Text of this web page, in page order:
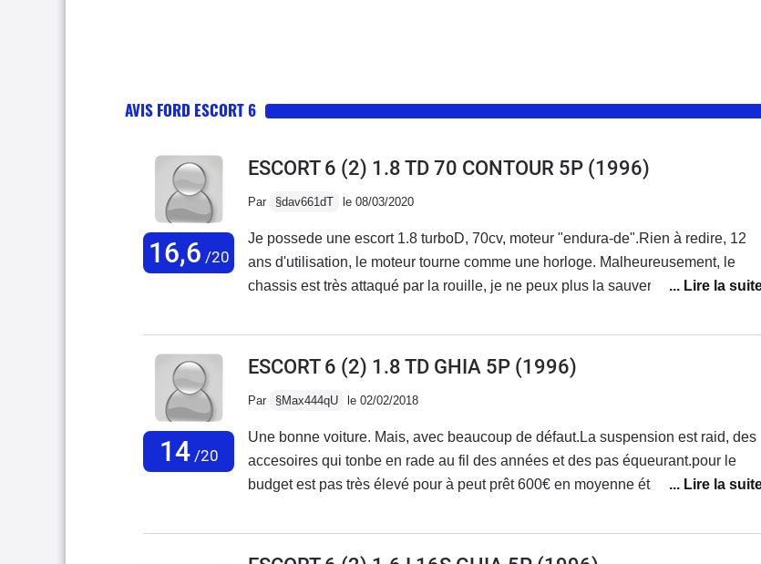
AVIS FORD ESCORT 6
16,6 /20
ESCORT 6 (2) 1.8 TD 70 CONTOUR 5P (1996)
Par §dav661dT le 08/03/2020
Je possede une escort 1.8 turboD, 70cv, moteur "endura-de".Rien à redire, 12
ans d'utilisation, le moteur tourne comme une horloge. Malheureusement, le
chassis est très attaqué par la rouille, je ne peux plus la sauver.Inconvénient : le
ans , et plusieurs proprios c'est impossible de connaitre le kilométrage réel.Si
vous en trouvez une sans corrossion, achetez-la, vous verez une bonne
affaire.En plus, moteur bien plus silencieux et souple que le 1.9D PSA de la
meme époque, mieux équiper, et des plastiques qui vieillissent très bien.
14/20
ESCORT 6 (2) 1.8 TD GHIA 5P (1996)
Par §Max444qU le 02/02/2018
Une bonne voiture. Mais, avec beaucoup de défaut.La suspension est raid, des
accesoires qui tonbe en rade au fil des années et des pas équeurant.pour le
budget est pas très élevé pour à peut prêt 600€ en moyenne état.Celle que
ans et avait un problème d'embrayage, et une fuite d'huile. la pédale de frein
avait laché quelle que moi avant que je le remplace par une focus C-max.